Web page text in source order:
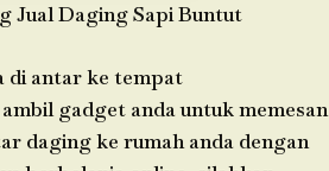
Jual Daging Sapi Buntut
di antar ke tempat
gadget anda untuk memesan
daging ke rumah anda dengan